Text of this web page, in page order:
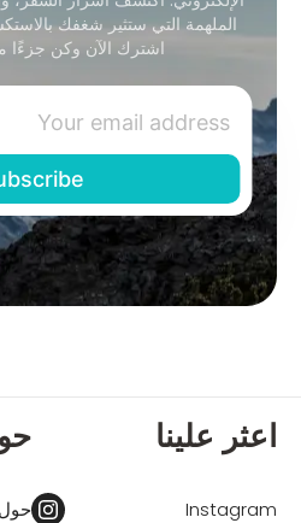
الملهمة التي ستثير شغفك
اشترك الآن وكن جزءًا
اعثر علينا
Instagram
حول